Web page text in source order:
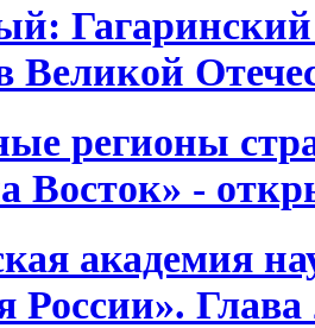
Великой
регионы
Восток» -
академия
России». Глава